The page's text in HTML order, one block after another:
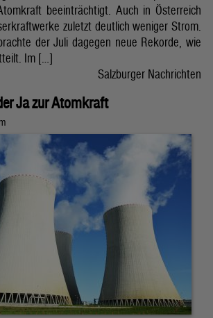
beeinträchtigt. Auch in Österreich
zuletzt deutlich weniger Strom.
der Juli dagegen neue Rekorde, wie
Im […]
Salzburger Nachrichten
Ja zur Atomkraft